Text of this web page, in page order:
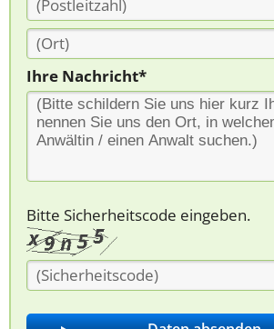
Ihre Nachricht*
Bitte Sicherheitscode eingeben.